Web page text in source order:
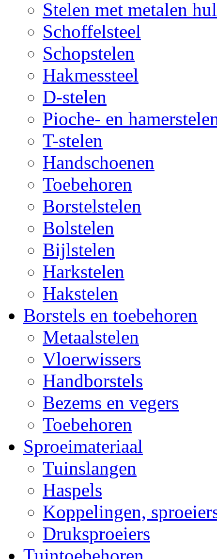
Stelen met metalen
Schoffelsteel
Schopstelen
Hakmessteel
D-stelen
Pioche- en
T-stelen
Handschoenen
Toebehoren
Borstelstelen
Bolstelen
Bijlstelen
Harkstelen
Hakstelen
Borstels en toebehoren
Metaalstelen
Vloerwissers
Handborstels
Bezems en vegers
Toebehoren
Sproeimateriaal
Tuinslangen
Haspels
Koppelingen,
Druksproeiers